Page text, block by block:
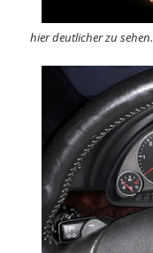
hier deutlicher zu sehen.